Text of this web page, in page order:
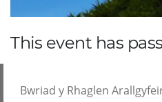
This event has
Bwriad y Rhaglen